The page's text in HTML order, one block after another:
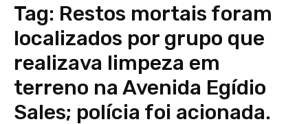
Tag: Restos mortais foram
localizados por grupo que
realizava limpeza em
terreno na Avenida Egídio
Sales; polícia foi acionada.